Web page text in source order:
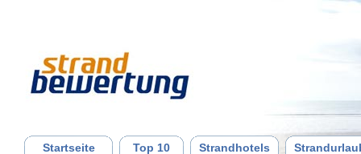
Startseite Top 10 Strandhotels